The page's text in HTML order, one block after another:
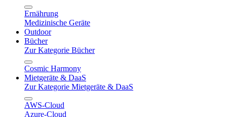
Ernährung
Medizinische Geräte
Outdoor
Bücher
Zur Kategorie Bücher
Cosmic Harmony
Mietgeräte & DaaS
Zur Kategorie Mietgeräte & DaaS
AWS-Cloud
Azure-Cloud